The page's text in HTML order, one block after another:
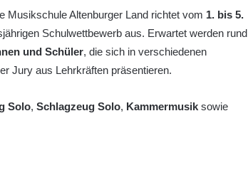
Musikschule Altenburger Land richtet vom 1. bis 5.
Schulwettbewerb aus. Erwartet werden rund
und Schüler, die sich in verschiedenen
Jury aus Lehrkräften präsentieren.
Solo, Schlagzeug Solo, Kammermusik sowie